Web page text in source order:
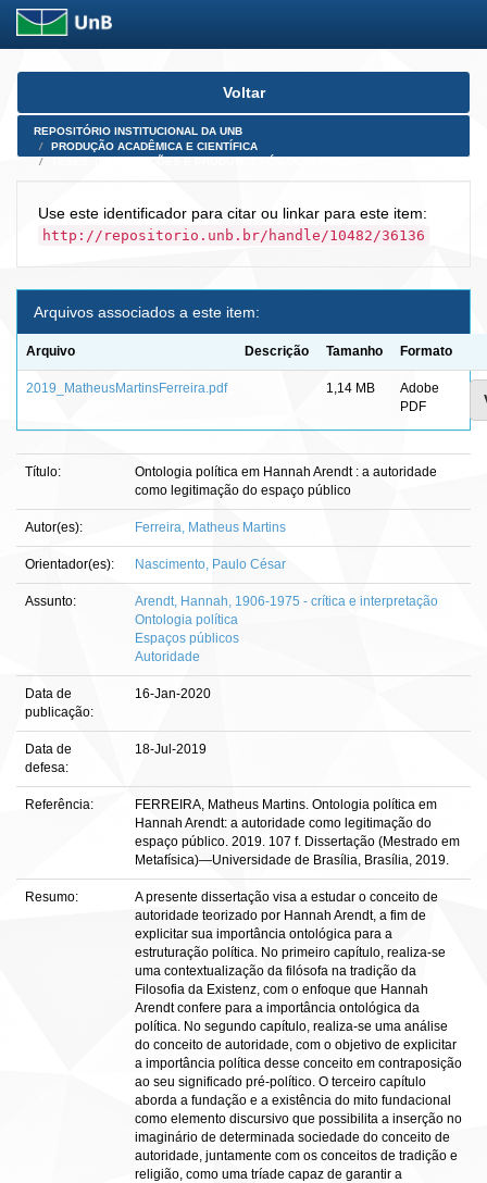
Skip
Voltar
REPOSITÓRIO INSTITUCIONAL DA UNB
PRODUÇÃO ACADÊMICA E CIENTÍFICA
Use este identificador para citar ou linkar para este item:
http://repositorio.unb.br/handle/10482/36136
Arquivos associados a este item:
Arquivo Descrição Tamanho Formato
2019_MatheusMartinsFerreira.pdf 1,14 MB
Adobe
PDF
Título:
Ontologia política em Hannah Arendt : a autoridade
como legitimação do espaço público
Autor(es): Ferreira, Matheus Martins
Orientador(es): Nascimento, Paulo César
Assunto:
Arendt, Hannah, 1906-1975 - crítica e interpretação
Ontologia política
Espaços públicos
Autoridade
Data de
publicação:
16-Jan-2020
Data de
defesa:
18-Jul-2019
Referência:
FERREIRA, Matheus Martins. Ontologia política em
Hannah Arendt: a autoridade como legitimação do
espaço público. 2019. 107 f. Dissertação (Mestrado em
Metafísica)—Universidade de Brasília, Brasília, 2019.
Resumo:
A presente dissertação visa a estudar o conceito de
autoridade teorizado por Hannah Arendt, a fim de
explicitar sua importância ontológica para a
estruturação política. No primeiro capítulo, realiza-se
uma contextualização da filósofa na tradição da
Filosofia da Existenz, com o enfoque que Hannah
Arendt confere para a importância ontológica da
política. No segundo capítulo, realiza-se uma análise
do conceito de autoridade, com o objetivo de explicitar
a importância política desse conceito em contraposição
ao seu significado pré-político. O terceiro capítulo
aborda a fundação e a existência do mito fundacional
como elemento discursivo que possibilita a inserção no
imaginário de determinada sociedade do conceito de
autoridade, juntamente com os conceitos de tradição e
religião, como uma tríade capaz de garantir a